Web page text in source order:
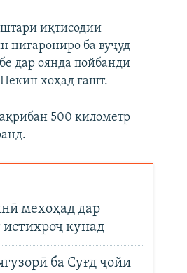
иқтисодии
нигарониро ба вуҷуд
дар оянда пойбанди
хоҳад гашт.
500 километр
мехоҳад дар
кунад
ба Суғд ҷойи